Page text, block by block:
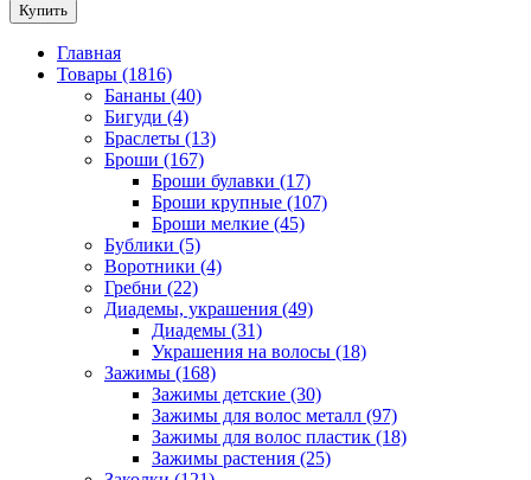
Купить
Главная
Товары (1816)
Бананы (40)
Бигуди (4)
Браслеты (13)
Броши (167)
Броши булавки (17)
Броши крупные (107)
Броши мелкие (45)
Бублики (5)
Воротники (4)
Гребни (22)
Диадемы, украшения (49)
Диадемы (31)
Украшения на волосы (18)
Зажимы (168)
Зажимы детские (30)
Зажимы для волос металл (97)
Зажимы для волос пластик (18)
Зажимы растения (25)